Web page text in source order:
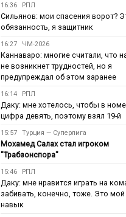
16:36 РПЛ
Сильянов: мои спасения ворот?
обязанность, я защитник
16:27 ЧМ-2026
Каннаваро: многие считали, что
не возникнет трудностей, но я
предупреждал об этом заранее
16:14 РПЛ
Даку: мне хотелось, чтобы в
цифра девять, поэтому взял 19-й
15:57 Турция — Суперлига
Мохамед Салах стал игроком
"Трабзонспора"
15:46 РПЛ
Даку: мне нравится играть на
забивать, конечно, тоже. Это
навык